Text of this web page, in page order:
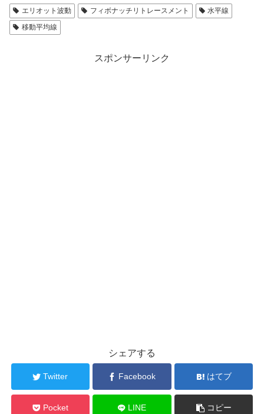
エリオット波動 フィボナッチリトレースメント
水平線
移動平均線
スポンサーリンク
シェアする
Twitter Facebook はてブ
Pocket LINE コピー